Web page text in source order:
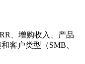
、增购收入、产品
客户类型（SMB、